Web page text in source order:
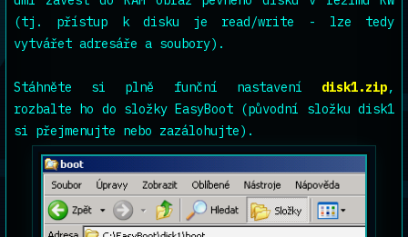
(tj. přístup k disku je read/write - lze tedy
vytvářet adresáře a soubory).
Stáhněte si plně funční nastavení disk1.zip,
rozbalte ho do složky EasyBoot (původní složku disk1
si přejmenujte nebo zazálohujte).